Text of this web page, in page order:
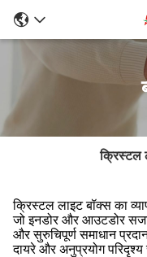
क्रिस्टल
क्रिस्टल लाइट बॉक्स का
जो इनडोर और आउटडोर
और सुरुचिपूर्ण समाधान
दायरे और अनुप्रयोग परिदृश्य